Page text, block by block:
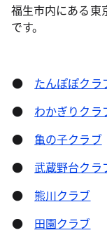
福生市内にある東
です。
● たんぽぽクラ
● わかぎりクラ
● 亀の子クラブ
● 武蔵野台クラ
●熊川クラブ
● 田園クラブ